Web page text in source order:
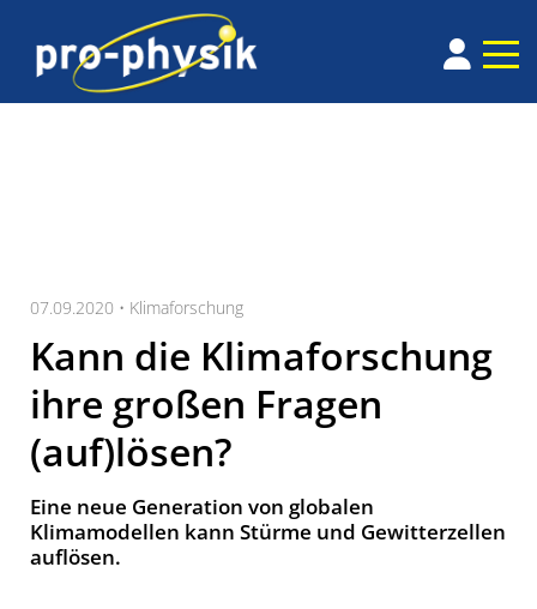
07.09.2020 • Klimaforschung
Kann die Klimaforschung
ihre großen Fragen
(auf)lösen?
Eine neue Generation von globalen
Klimamodellen kann Stürme und Gewitterzellen
auflösen.